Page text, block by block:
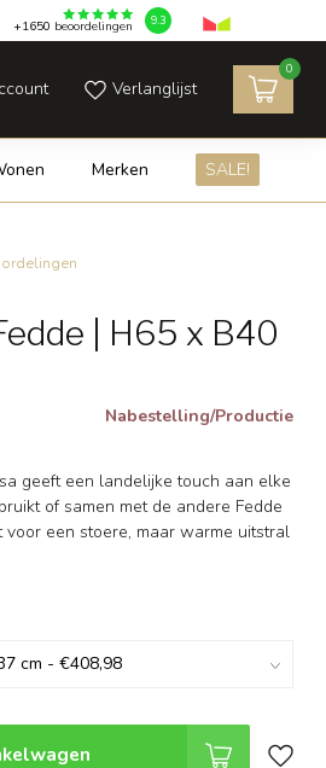
+1650 beoordelingen 9.3
Verlanglijst
0
Merken SALE!
| H65 x B40
Nabestelling/Productie
geeft een landelijke touch aan elke
of samen met de andere Fedde
een stoere, maar warme uitstral